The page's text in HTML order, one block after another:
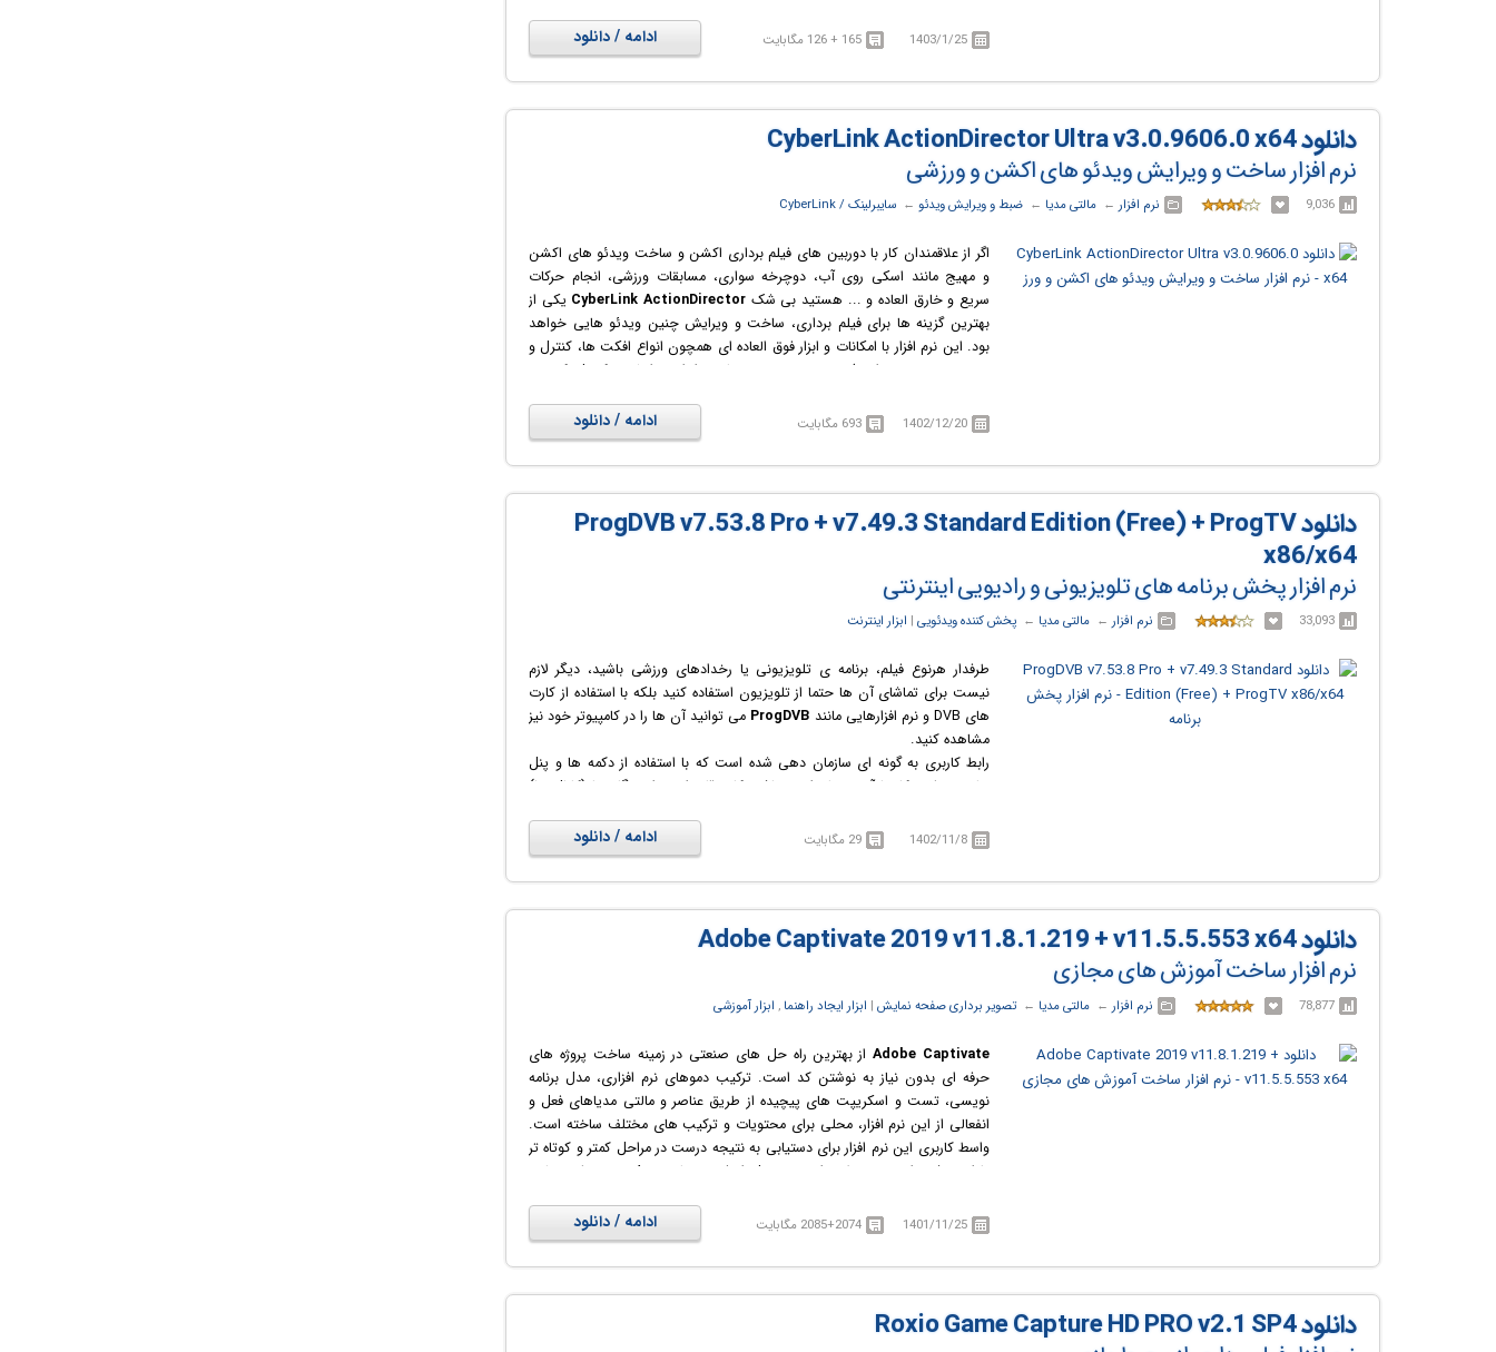
1403/1/25 165 + 126 مگابایت ادامه / دانلود
دانلود CyberLink ActionDirector Ultra v3.0.9606.0 x64
نرم افزار ساخت و ویرایش ویدئو های اکشن و ورزشی
9,036 نرم افزار ← ‏ مالتی مدیا ← ‏ ضبط و ویرایش ویدئو ← ‏ سایبرلینک / CyberLink
اگر از علاقمندان کار با دوربین های فیلم برداری اکشن و ساخت ویدئو های اکشن
و مهیج مانند اسکی روی آب، دوچرخه سواری، مسابقات ورزشی، انجام حرکات
سریع و خارق العاده و ... هستید بی شک CyberLink ActionDirector یکی از
بهترین گزینه ها برای فیلم برداری، ساخت و ویرایش چنین ویدئو هایی خواهد
بود. این نرم افزار با امکانات و ابزار فوق العاده ای همچون انواع افکت ها، کنترل و
مدیریت دوربین برای ثبت هر چه بهتر تصاویر، ابزار ویرایشی، کنترل کیفیت
و تصویر به ویدئو ها و ده ها قابلیت بی نظیر دیگر که در اختیار کاربران قرار می
دهد آن ها را قادر می سازد تا ویدئو های اکشن و ورزشی را به بهترین نحو ضبط
کرده و بسازند.
1402/12/20 693 مگابایت ادامه / دانلود
دانلود ProgDVB v7.53.8 Pro + v7.49.3 Standard Edition (Free) + ProgTV
x86/x64
نرم افزار پخش برنامه های تلویزیونی و رادیویی اینترنتی
33,093 نرم افزار ← ‏ مالتی مدیا ← ‏ پخش کننده ویدئویی ‏| ابزار اینترنت
طرفدار هرنوع فیلم، برنامه ی تلویزیونی یا رخدادهای ورزشی باشید، دیگر لازم
نیست برای تماشای آن ها حتما از تلویزیون استفاده کنید بلکه با استفاده از کارت
های DVB و نرم افزارهایی مانند
ProgDVB می توانید آن ها را در کامپیوتر خود نیز
مشاهده کنید.
رابط کاربری به گونه ای سازمان دهی شده است که با استفاده از دکمه ها و پنل
های مختلف، کار با آن بسیار راحت باشد. کاربر قادر است ایستگاه ها (کانال ها)
استفاده کند. ProgDVB علاوه بر اینکه پخش برنامه های تلویزیونی (رادیویی) را
میسر می سازد، امکان زمانبندی برای ضبط خودکار برنامه های موردنظر را نیز فراهم
می کند.
1402/11/8 29 مگابایت ادامه / دانلود
دانلود Adobe Captivate 2019 v11.8.1.219 + v11.5.5.553 x64
نرم افزار ساخت آموزش های مجازی
78,877 نرم افزار ← ‏ مالتی مدیا ← ‏تصویر برداری صفحه نمایش ‏| ابزار ایجاد راهنما , ابزار آموزشی
Adobe Captivateاز بهترین راه حل های صنعتی در زمینه ساخت پروژه های
حرفه ای بدون نیاز به نوشتن کد است. ترکیب دموهای نرم افزاری، مدل برنامه
نویسی، تست و اسکریپت های پیچیده از طریق عناصر و مالتی مدیاهای فعل و
انفعالی از این نرم افزار، محلی برای محتویات و ترکیب های مختلف ساخته است.
واسط کاربری این نرم افزار برای دستیابی به نتیجه درست در مراحل کمتر و کوتاه تر
طراحی شده است. به علاوه این محصول از فرمت های ویدئویی مختلفی مانند
1401/11/25 2085+2074 مگابایت ادامه / دانلود
دانلود Roxio Game Capture HD PRO v2.1 SP4